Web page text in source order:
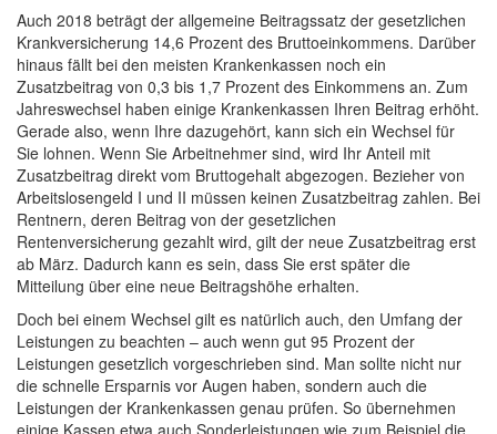
Auch 2018 beträgt der allgemeine Beitragssatz der gesetzlichen
Krankversicherung 14,6 Prozent des Bruttoeinkommens. Darüber
hinaus fällt bei den meisten Krankenkassen noch ein
Zusatzbeitrag von 0,3 bis 1,7 Prozent des Einkommens an. Zum
Jahreswechsel haben einige Krankenkassen Ihren Beitrag erhöht.
Gerade also, wenn Ihre dazugehört, kann sich ein Wechsel für
Sie lohnen. Wenn Sie Arbeitnehmer sind, wird Ihr Anteil mit
Zusatzbeitrag direkt vom Bruttogehalt abgezogen. Bezieher von
Arbeitslosengeld I und II müssen keinen Zusatzbeitrag zahlen. Bei
Rentnern, deren Beitrag von der gesetzlichen
Rentenversicherung gezahlt wird, gilt der neue Zusatzbeitrag erst
ab März. Dadurch kann es sein, dass Sie erst später die
Mitteilung über eine neue Beitragshöhe erhalten.
Doch bei einem Wechsel gilt es natürlich auch, den Umfang der
Leistungen zu beachten – auch wenn gut 95 Prozent der
Leistungen gesetzlich vorgeschrieben sind. Man sollte nicht nur
die schnelle Ersparnis vor Augen haben, sondern auch die
Leistungen der Krankenkassen genau prüfen. So übernehmen